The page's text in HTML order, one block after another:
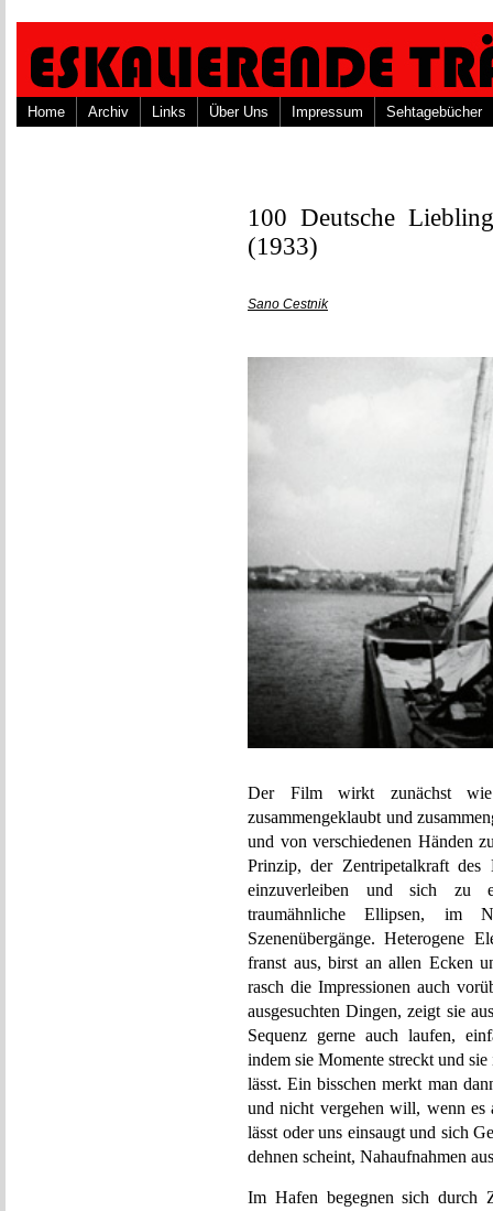
Home Archiv Links Über Uns Impressum Sehtagebücher
100 Deutsche
(1933)
Sano Cestnik
Der Film wirkt zunächst wie
zusammengeklaubt und
und von verschiedenen Händen
Prinzip, der Zentripetalkraft des
einzuverleiben und sich zu
traumähnliche Ellipsen, im
Szenenübergänge. Heterogene
franst aus, birst an allen Ecken
rasch die Impressionen auch
ausgesuchten Dingen, zeigt sie
Sequenz gerne auch laufen,
indem sie Momente streckt und
lässt. Ein bisschen merkt man
und nicht vergehen will, wenn
lässt oder uns einsaugt und sich
dehnen scheint, Nahaufnahmen
Im Hafen begegnen sich durch